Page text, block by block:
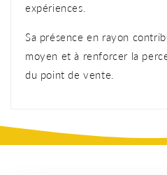
expériences.
Sa présence en rayon
moyen et à renforcer la
du point de vente.